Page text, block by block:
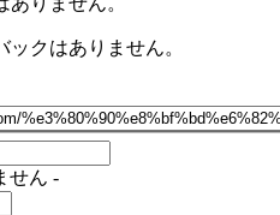
クはありません。
せん -